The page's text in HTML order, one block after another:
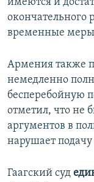
имеются и
временные
Армения также
немедленно
бесперебойную
отметил, что не
аргументов в
нарушает подачу
Гаагский суд